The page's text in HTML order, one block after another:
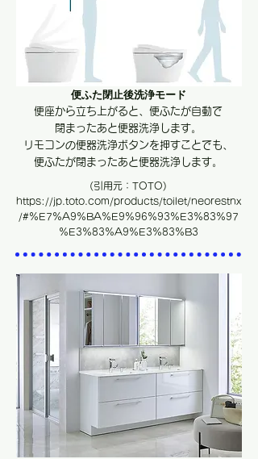
​(引用元：TOTO)
https://jp.toto.com/products/toilet/neorestnx
/#%E7%A9%BA%E9%96%93%E3%83%97
%E3%83%A9%E3%83%B3
便ふた閉止後洗浄モード
便座から立ち上がると、便ふたが自動で
閉まったあと便器洗浄します。
リモコンの便器洗浄ボタンを押すことでも、
​便ふたが閉まったあと便器洗浄します。